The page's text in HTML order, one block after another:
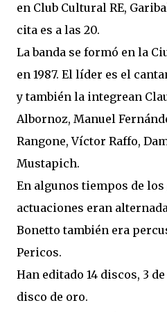
en Club Cultural RE,
cita es a las 20.
La banda se formó en la
en 1987. El líder es el
y también la integrean
Albornoz, Manuel
Rangone, Víctor Raffo,
Mustapich.
En algunos tiempos de
actuaciones eran
Bonetto también era
Pericos.
Han editado 14 discos, 3
disco de oro.